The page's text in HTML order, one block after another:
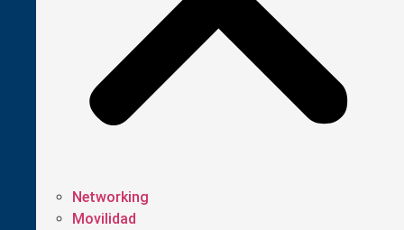
Networking
Movilidad